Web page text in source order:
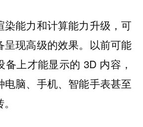
染能力和计算能力升级，可
呈现高级的效果。以前可能
备上才能显示的 3D 内容，
电脑、手机、智能手表甚至